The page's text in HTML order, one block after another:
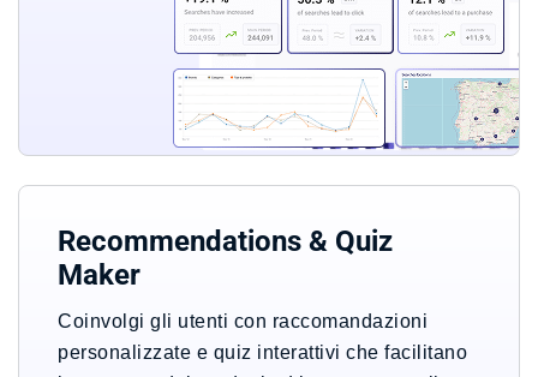
Recommendations & Quiz
Maker
Coinvolgi gli utenti con raccomandazioni
personalizzate e quiz interattivi che facilitano